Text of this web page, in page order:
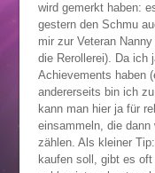
wird gemerkt haben:
gestern den Schmu
mir zur Veteran
die Rerollerei). Da ich
Achievements haben
andererseits bin ich
kann man hier ja für
einsammeln, die
zählen. Als kleiner
kaufen soll, gibt es